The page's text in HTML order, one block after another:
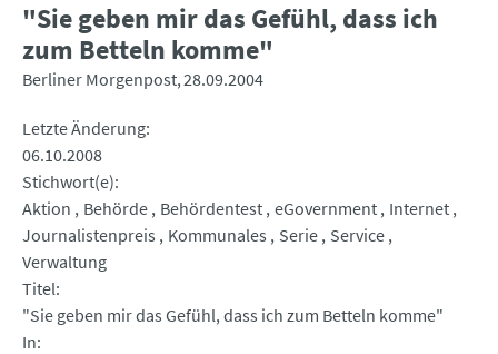
"Sie geben mir das Gefühl, dass ich
zum Betteln komme"
Berliner Morgenpost 28.09.2004
Letzte Änderung
06.10.2008
Stichwort(e)
Aktion
Behörde Behördentest eGovernment Internet
Journalistenpreis
Kommunales Serie Service
Verwaltung
Titel
"Sie geben mir das Gefühl, dass ich zum Betteln komme"
In